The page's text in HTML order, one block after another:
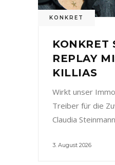
KONKRET
KONKRET
REPLAY
KILLIAS
Wirkt unser
Treiber für die
Claudia
3. August 2026